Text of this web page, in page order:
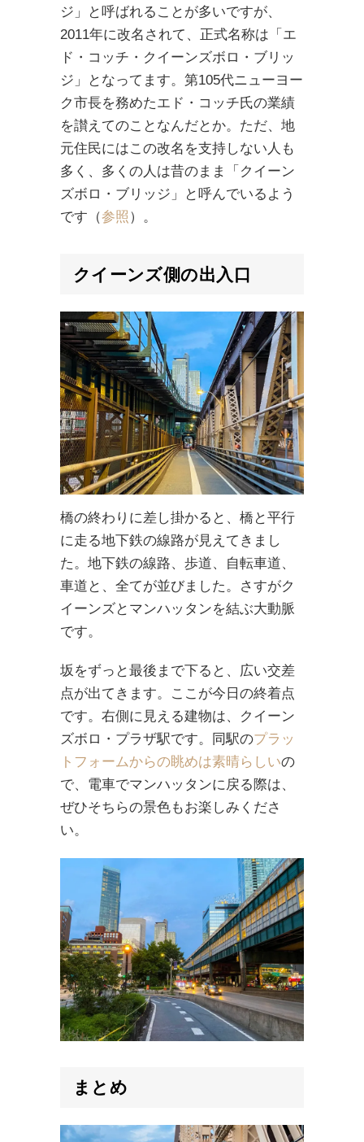
ジ」と呼ばれることが多いですが、
2011年に改名されて、正式名称は「エ
ド・コッチ・クイーンズボロ・ブリッ
ジ」となってます。第105代ニューヨー
ク市長を務めたエド・コッチ氏の業績
を讃えてのことなんだとか。ただ、地
元住民にはこの改名を支持しない人も
多く、多くの人は昔のまま「クイーン
ズボロ・ブリッジ」と呼んでいるよう
です（参照 ）。
クイーンズ側の出入口
橋の終わりに差し掛かると、橋と平行
に走る地下鉄の線路が見えてきまし
た。地下鉄の線路、歩道、自転車道、
車道と、全てが並びました。さすがク
イーンズとマンハッタンを結ぶ大動脈
です。
坂をずっと最後まで下ると、広い交差
点が出てきます。ここが今日の終着点
です。右側に見える建物は、クイーン
ズボロ・プラザ駅です。同駅のプラッ
トフォームからの眺めは素晴らしいの
で、電車でマンハッタンに戻る際は、
ぜひそちらの景色もお楽しみくださ
い。
まとめ